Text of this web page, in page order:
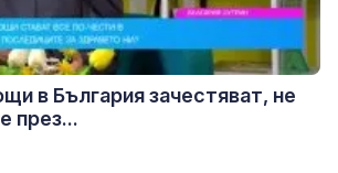
в България зачестяват, не
през...